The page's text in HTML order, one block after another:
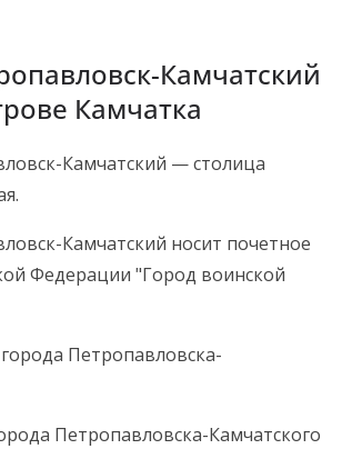
Камчатский
Камчатка
Камчатский — столица
Камчатский носит почетное
Федерации "Город воинской
Петропавловска-
Петропавловска-Камчатского